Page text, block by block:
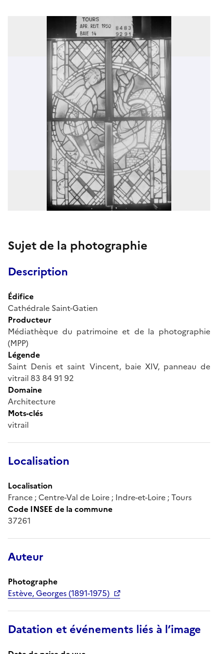
Sujet de la photographie
Description
Édifice
Cathédrale Saint-Gatien
Producteur
Médiathèque du patrimoine et de la photographie
(MPP)
Légende
Saint Denis et saint Vincent, baie XIV, panneau de
vitrail 83 84 91 92
Domaine
Architecture
Mots-clés
vitrail
Localisation
Localisation
France ; Centre-Val de Loire ; Indre-et-Loire ; Tours
Code INSEE de la commune
37261
Auteur
Photographe
Estève, Georges (1891-1975)
Datation et événements liés à l’image